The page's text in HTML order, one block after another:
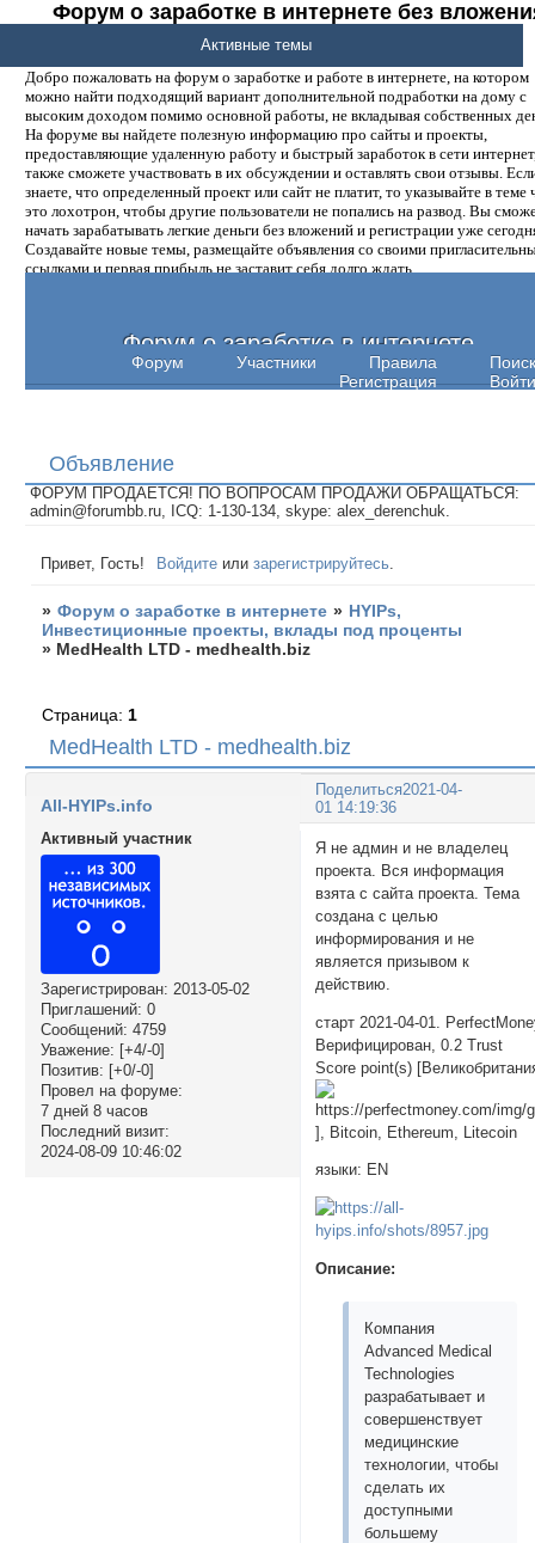
Форум о заработке в интернете без
денег.
Добро пожаловать на форум о заработке и работе в интернете, на котором
можно найти подходящий вариант дополнительной подработки на дому с
высоким доходом помимо основной работы, не вкладывая собственных
На форуме вы найдете полезную информацию про сайты и проекты,
предоставляющие удаленную работу и быстрый заработок в сети
также сможете участвовать в их обсуждении и оставлять свои отзывы.
знаете, что определенный проект или сайт не платит, то указывайте в теме
это лохотрон, чтобы другие пользователи не попались на развод. Вы
начать зарабатывать легкие деньги без вложений и регистрации уже
Создавайте новые темы, размещайте объявления со своими
ссылками и первая прибыль не заставит себя долго ждать.
Форум о заработке в интернете
Форум Участники Правила
Поиск
Регистрация
Войти
Активные темы
Объявление
ФОРУМ ПРОДАЕТСЯ! ПО ВОПРОСАМ ПРОДАЖИ ОБРАЩАТЬСЯ:
admin@forumbb.ru, ICQ: 1-130-134, skype: alex_derenchuk.
Привет, Гость! Войдите илизарегистрируйтесь
» Форум о заработке в интернете » HYIPs,
Инвестиционные проекты, вклады под проценты
» MedHealth LTD - medhealth.biz
MedHealth LTD - medhealth.biz
Страница: 1
Поделиться2021-04-
01 14:19:36
All-HYIPs.info
Активный участник
Зарегистрирован: 2013-05-02
Приглашений: 0
Сообщений: 4759
Уважение: [+4/-0]
Позитив: [+0/-0]
Провел на форуме:
7 дней 8 часов
Последний визит:
2024-08-09 10:46:02
Я не админ и не владелец
проекта. Вся информация
взята с сайта проекта. Тема
создана с целью
информирования и не
является призывом к
действию.
старт 2021-04-01.
Верифицирован, 0.2 Trust
Score point(s)
], Bitcoin, Ethereum, Litecoin
языки: EN
Описание:
Компания
Advanced Medical
Technologies
разрабатывает и
совершенствует
медицинские
технологии, чтобы
сделать их
доступными
большему